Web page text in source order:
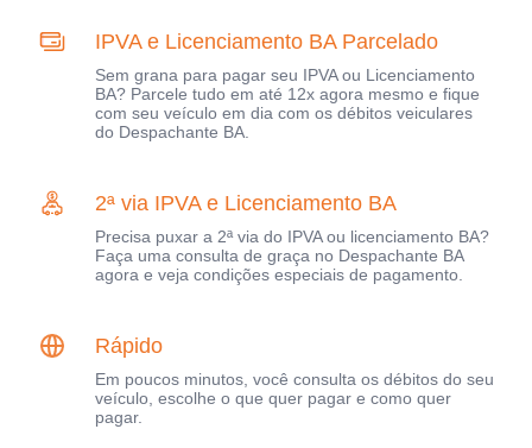
IPVA e Licenciamento BA Parcelado
Sem grana para pagar seu IPVA ou Licenciamento
BA? Parcele tudo em até 12x agora mesmo e fique
com seu veículo em dia com os débitos veiculares
do Despachante BA.
2ª via IPVA e Licenciamento BA
Precisa puxar a 2ª via do IPVA ou licenciamento BA?
Faça uma consulta de graça no Despachante BA
agora e veja condições especiais de pagamento.
Rápido
Em poucos minutos, você consulta os débitos do seu
veículo, escolhe o que quer pagar e como quer
pagar.